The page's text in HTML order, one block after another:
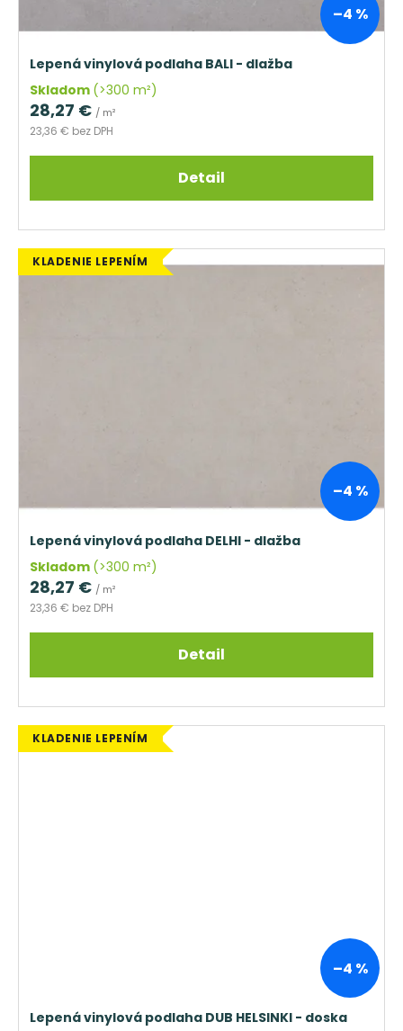
–4 %
Lepená vinylová podlaha BALI - dlažba
Skladom (>300 m²)
23,36 € bez DPH
28,27 € / m²
Detail
KLADENIE LEPENÍM
–4 %
Lepená vinylová podlaha DELHI - dlažba
Skladom (>300 m²)
23,36 € bez DPH
28,27 € / m²
Detail
KLADENIE LEPENÍM
–4 %
Lepená vinylová podlaha DUB HELSINKI - doska